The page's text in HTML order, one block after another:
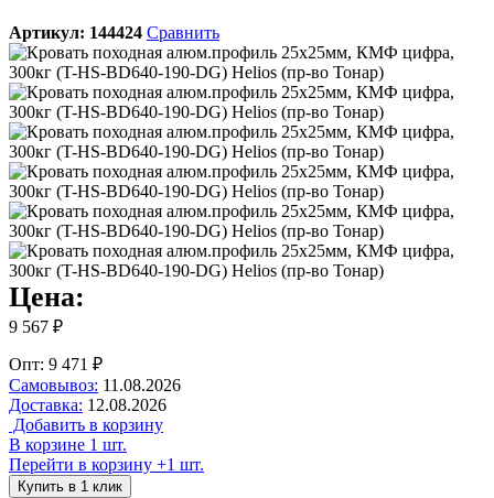
Артикул: 144424 Сравнить
Цена:
9 567 ₽
Опт: 9 471 ₽
Самовывоз: 11.08.2026
Доставка: 12.08.2026
Добавить в корзину
В корзине 1 шт.
Перейти в корзину +1 шт.
Купить в 1 клик